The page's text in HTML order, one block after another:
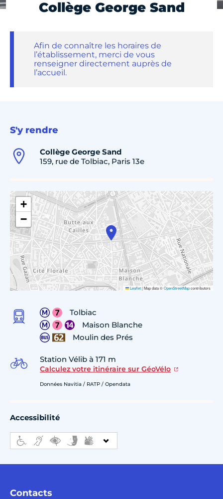
Collège George Sand
Afin de connaître les horaires de
l’établissement, merci de vous
renseigner directement auprès de
l’accueil.
S'y rendre
Collège George Sand
159, rue de Tolbiac, Paris 13e
+
−
Leaflet|Map data ©OpenStreetMapcontributors
Tolbiac
Maison Blanche
Moulin des Prés
Station Vélib à 171 m
Calculez votre itinéraire sur GéoVélo
Données Navitia / RATP / Opendata
Accessibilité
Contacts